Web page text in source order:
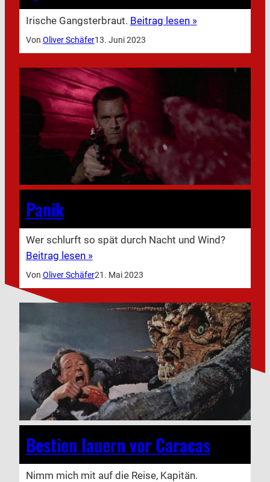
Irische Gangsterbraut. Beitrag lesen »
Von Oliver Schäfer13. Juni 2023
Panik
Wer schlurft so spät durch Nacht und Wind?
Beitrag lesen »
Von Oliver Schäfer21. Mai 2023
Bestien lauern vor Caracas
Nimm mich mit auf die Reise, Kapitän.